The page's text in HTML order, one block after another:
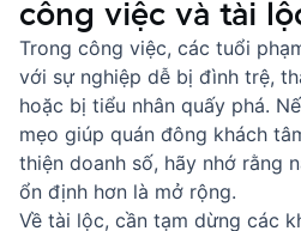
công việc và tài
Trong công việc, các tuổi
với sự nghiệp dễ bị đình trệ,
hoặc bị tiểu nhân quấy phá.
mẹo giúp quán đông khách
thiện doanh số, hãy nhớ rằng
ổn định hơn là mở rộng.
Về tài lộc, cần tạm dừng các